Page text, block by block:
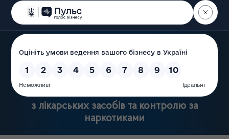
Пошук
Державна служба України
з лікарських засобів та контролю за
наркотиками